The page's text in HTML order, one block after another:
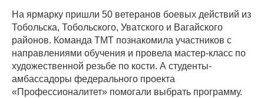
На ярмарку пришли 50 ветеранов боевых действий из
Тобольска, Тобольского, Уватского и Вагайского
районов. Команда ТМТ познакомила участников с
направлениями обучения и провела мастер-класс по
художественной резьбе по кости. А студенты-
амбассадоры федерального проекта
«Профессионалитет» помогали выбрать программу.